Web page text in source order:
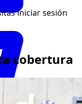
iniciar sesión
cobertura